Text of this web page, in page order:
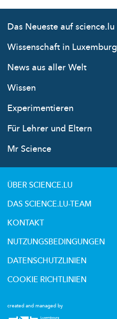
Das Neueste auf science.lu
Wissenschaft in Luxemburg
News aus aller Welt
Wissen
Experimentieren
Für Lehrer und Eltern
Mr Science
created and managed by
ÜBER SCIENCE.LU
DAS SCIENCE.LU-TEAM
KONTAKT
NUTZUNGSBEDINGUNGEN
DATENSCHUTZLINIEN
COOKIE RICHTLINIEN